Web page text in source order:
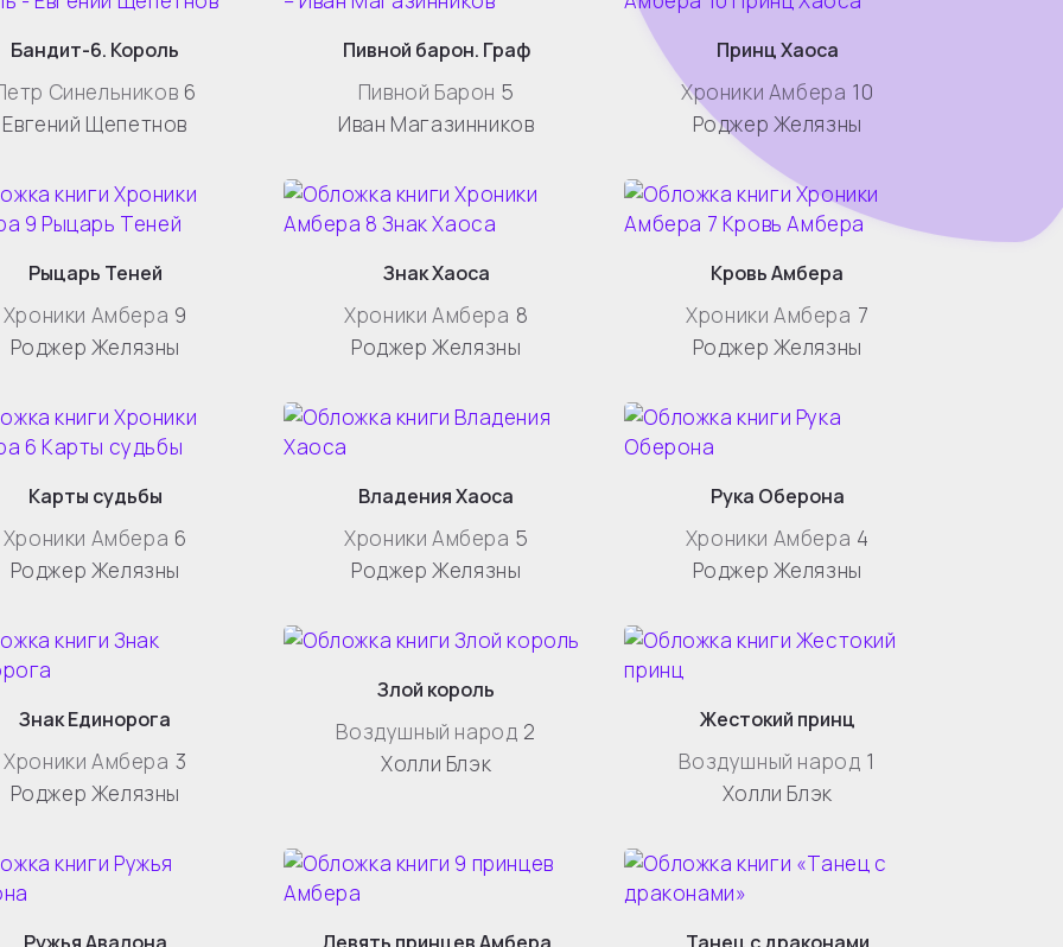
Бандит-6. Король
Синельников 6
Евгений Щепетнов
Пивной барон. Граф
Пивной Барон 5
Иван Магазинников
Принц Хаоса
Хроники Амбера 10
Роджер Желязны
Рыцарь Теней
Хроники Амбера 9
Роджер Желязны
Знак Хаоса
Хроники Амбера 8
Роджер Желязны
Кровь Амбера
Хроники Амбера 7
Роджер Желязны
Карты судьбы
Хроники Амбера 6
Роджер Желязны
Владения Хаоса
Хроники Амбера 5
Роджер Желязны
Рука Оберона
Хроники Амбера 4
Роджер Желязны
Знак Единорога
Хроники Амбера 3
Роджер Желязны
Злой король
Воздушный народ 2
Холли Блэк
Жестокий принц
Воздушный народ 1
Холли Блэк